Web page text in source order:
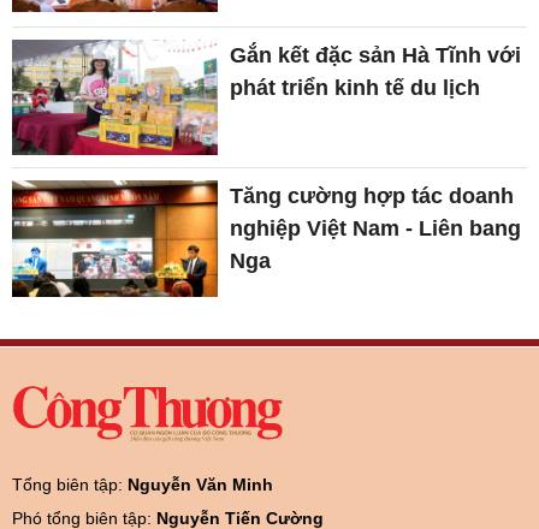
Gắn kết đặc sản Hà Tĩnh với
phát triển kinh tế du lịch
Tăng cường hợp tác doanh
nghiệp Việt Nam - Liên bang
Nga
Tổng biên tập: Nguyễn Văn Minh
Phó tổng biên tập: Nguyễn Tiến Cường